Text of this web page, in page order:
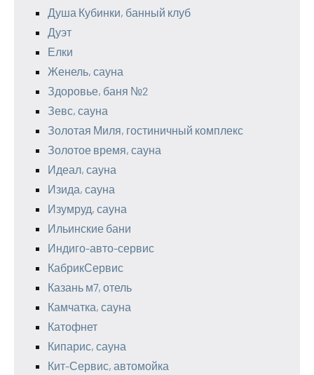
Душа Кубинки, банный клуб
Дуэт
Елки
Женель, сауна
Здоровье, баня №2
Зевс, сауна
Золотая Миля, гостиничный комплекс
Золотое время, сауна
Идеал, сауна
Изида, сауна
Изумруд, сауна
Ильинские бани
Индиго-авто-сервис
КабрикСервис
Казань м7, отель
Камчатка, сауна
Катофнет
Кипарис, сауна
Кит-Сервис, автомойка